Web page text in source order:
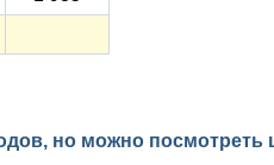
но можно